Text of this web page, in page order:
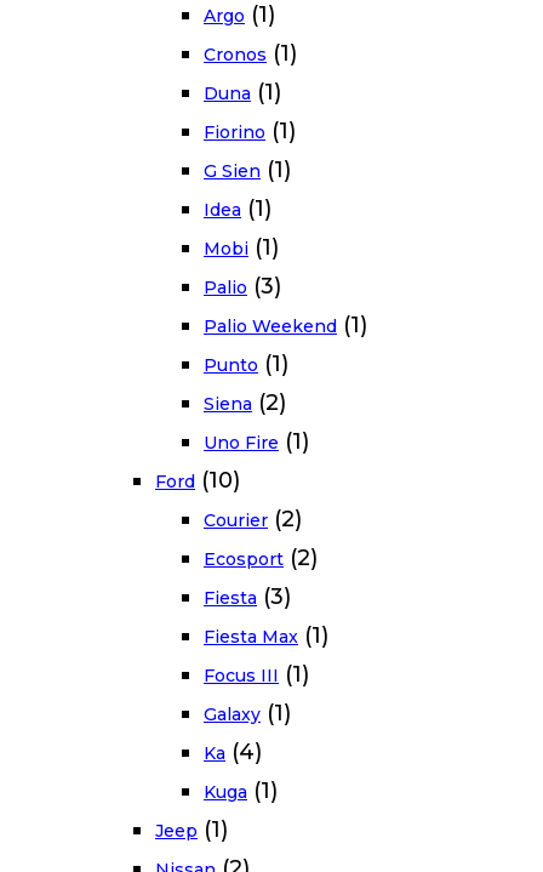
Argo (1)
Cronos (1)
Duna (1)
Fiorino (1)
G Sien (1)
Idea (1)
Mobi (1)
Palio (3)
Palio Weekend (1)
Punto (1)
Siena (2)
Uno Fire (1)
Ford (10)
Courier (2)
Ecosport (2)
Fiesta (3)
Fiesta Max (1)
Focus III (1)
Galaxy (1)
Ka (4)
Kuga (1)
Jeep (1)